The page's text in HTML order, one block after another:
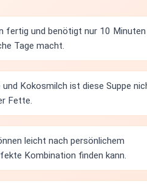
fertig und benötigt nur 10 Minuten
Tage macht.
Kokosmilch ist diese Suppe
Fette.
leicht nach persönlichem
Kombination finden kann.